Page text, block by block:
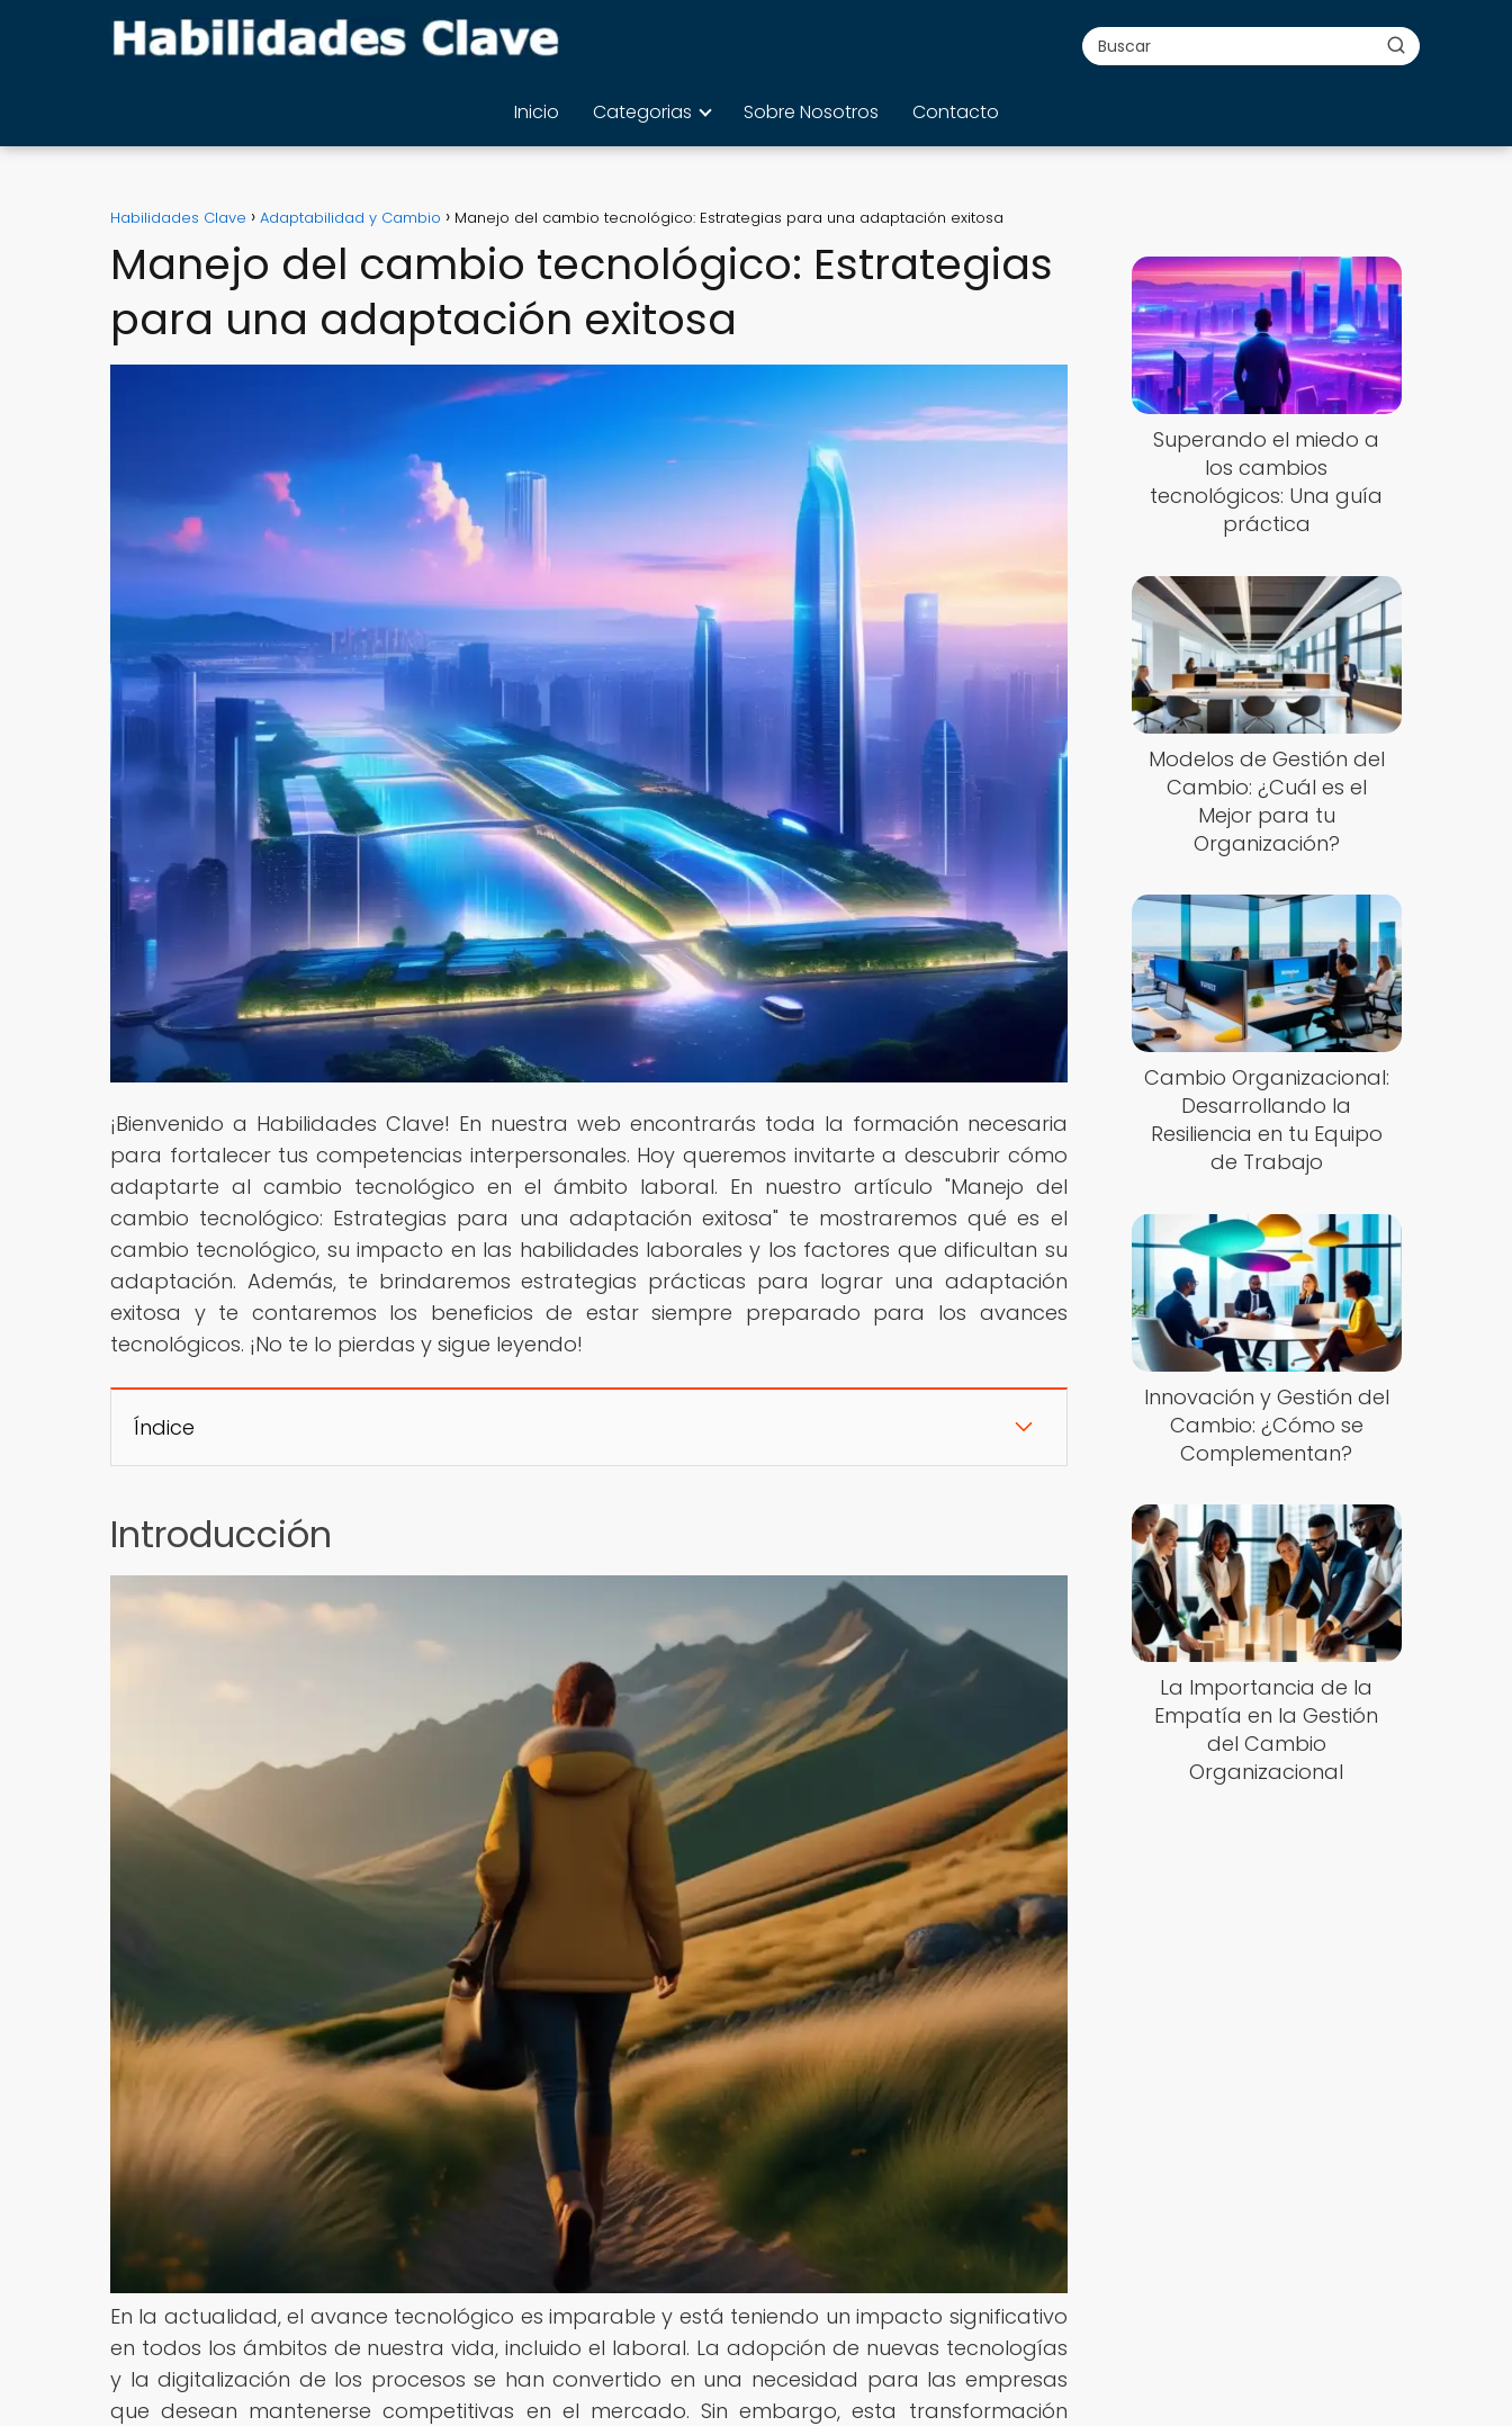
Inicio Categorias Sobre Nosotros Contacto
Habilidades Clave Adaptabilidad y Cambio Manejo del cambio tecnológico: Estrategias para una adaptación exitosa
Manejo del cambio tecnológico: Estrategias
para una adaptación exitosa
¡Bienvenido a Habilidades Clave! En nuestra web encontrarás toda la formación necesaria
para fortalecer tus competencias interpersonales. Hoy queremos invitarte a descubrir cómo
adaptarte al cambio tecnológico en el ámbito laboral. En nuestro artículo "Manejo del
cambio tecnológico: Estrategias para una adaptación exitosa" te mostraremos qué es el
cambio tecnológico, su impacto en las habilidades laborales y los factores que dificultan su
adaptación. Además, te brindaremos estrategias prácticas para lograr una adaptación
exitosa y te contaremos los beneficios de estar siempre preparado para los avances
tecnológicos. ¡No te lo pierdas y sigue leyendo!
Índice
Introducción
En la actualidad, el avance tecnológico es imparable y está teniendo un impacto significativo
en todos los ámbitos de nuestra vida, incluido el laboral. La adopción de nuevas tecnologías
y la digitalización de los procesos se han convertido en una necesidad para las empresas
que desean mantenerse competitivas en el mercado. Sin embargo, esta transformación
Superando el miedo a
los cambios
tecnológicos: Una guía
práctica
Modelos de Gestión del
Cambio: ¿Cuál es el
Mejor para tu
Organización?
Cambio Organizacional:
Desarrollando la
Resiliencia en tu Equipo
de Trabajo
Innovación y Gestión del
Cambio: ¿Cómo se
Complementan?
La Importancia de la
Empatía en la Gestión
del Cambio
Organizacional